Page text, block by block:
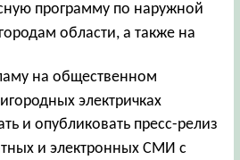
программу по наружной
области, а также на
на общественном
электричках
и опубликовать пресс-релиз
и электронных СМИ с